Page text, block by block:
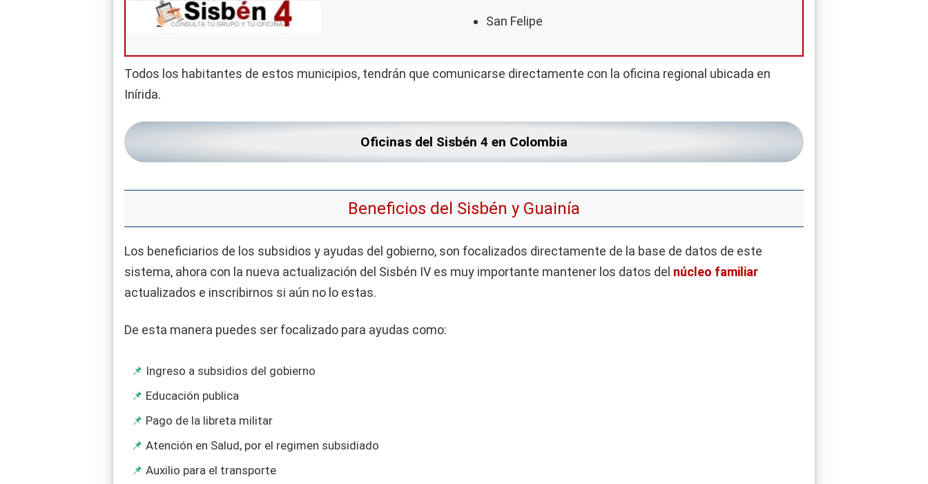
San Felipe
Todos los habitantes de estos municipios, tendrán que comunicarse directamente con la oficina regional ubicada en
Inírida.
Oficinas del Sisbén 4 en Colombia
Beneficios del Sisbén y Guainía
Los beneficiarios de los subsidios y ayudas del gobierno, son focalizados directamente de la base de datos de este
sistema, ahora con la nueva actualización del Sisbén IV es muy importante mantener los datos del núcleo familiar
actualizados e inscribirnos si aún no lo estas.
De esta manera puedes ser focalizado para ayudas como:
Ingreso a subsidios del gobierno
Educación publica
Pago de la libreta militar
Atención en Salud, por el regimen subsidiado
Auxilio para el transporte